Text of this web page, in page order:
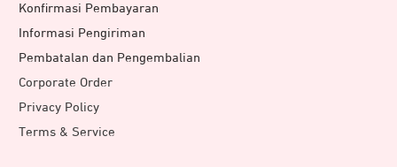
Konfirmasi Pembayaran
Informasi Pengiriman
Pembatalan dan Pengembalian
Corporate Order
Privacy Policy
Terms & Service